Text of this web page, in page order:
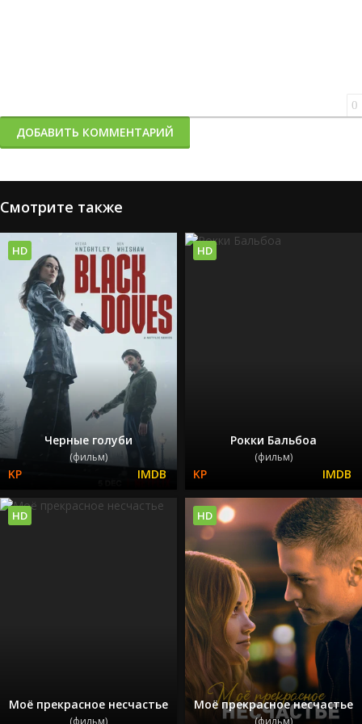
0
ДОБАВИТЬ КОММЕНТАРИЙ
Смотрите также
Черные голуби
(фильм)
HD
Рокки Бальбоа
(фильм)
HD
Моё прекрасное несчастье
(фильм)
HD
Моё прекрасное несчастье
(фильм)
HD